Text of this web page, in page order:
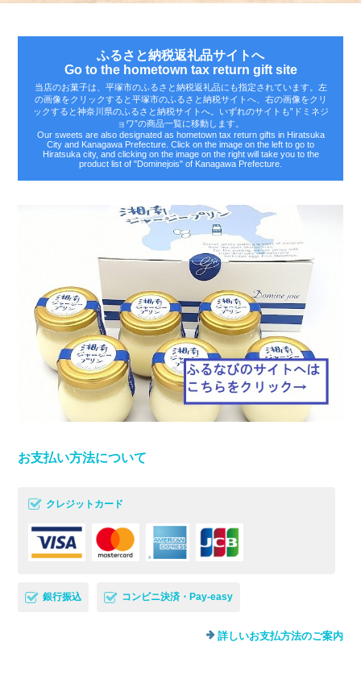
ふるさと納税返礼品サイトへ
Go to the hometown tax return gift site
当店のお菓子は、平塚市のふるさと納税返礼品にも指定されています。左
の画像をクリックすると平塚市のふるさと納税サイトへ、右の画像をクリ
ックすると神奈川県のふるさと納税サイトへ。いずれのサイトも‟ドミネジ
ョワ”の商品一覧に移動します。
Our sweets are also designated as hometown tax return gifts in Hiratsuka
City and Kanagawa Prefecture. Click on the image on the left to go to
Hiratsuka city, and clicking on the image on the right will take you to the
product list of "Dominejois" of Kanagawa Prefecture.
お支払い方法について
クレジットカード
銀行振込 コンビニ決済・Pay-easy
詳しいお支払方法のご案内